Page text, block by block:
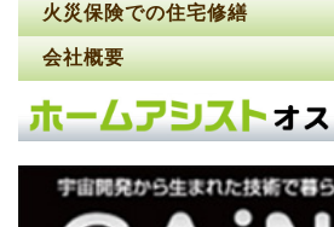
火災保険での住宅修繕
会社概要